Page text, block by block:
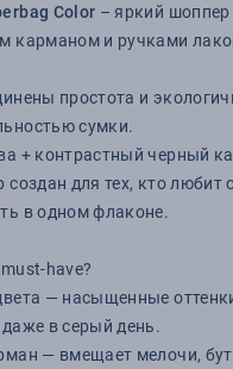
Color – яркий
карманом и ручками
простота и
сумки.
+ контрастный черный
создан для тех, кто любит
в одном флаконе.
have?
— насыщенные
даже в серый день.
— вмещает мелочи,